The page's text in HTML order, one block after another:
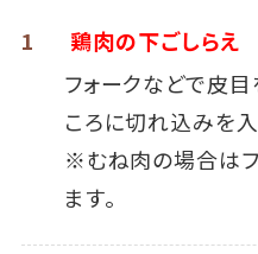
1
鶏肉の下ごしらえ
フォークなどで皮
ころに切れ込みを入
※むね肉の場合は
ます。